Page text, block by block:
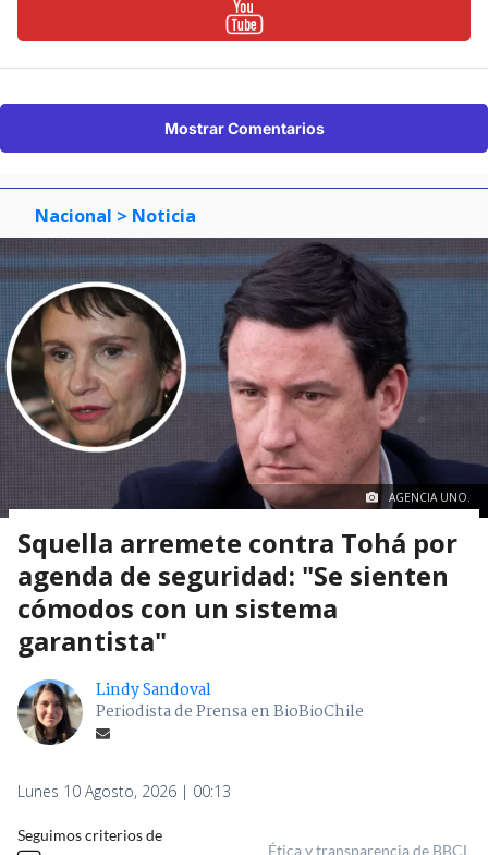
Mostrar Comentarios
Nacional > Noticia
AGENCIA UNO.
Squella arremete contra Tohá por
agenda de seguridad: "Se sienten
cómodos con un sistema
garantista"
Lindy Sandoval
Periodista de Prensa en BioBioChile
Lunes 10 Agosto, 2026 | 00:13
Seguimos criterios de
Ética y transparencia de BBCL